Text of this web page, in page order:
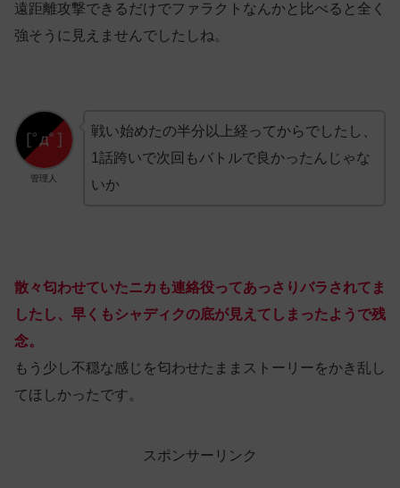
遠距離攻撃できるだけでファラクトなんかと比べると全く
強そうに見えませんでしたしね。
管理人
戦い始めたの半分以上経ってからでしたし、
1話跨いで次回もバトルで良かったんじゃな
いか
散々匂わせていたニカも連絡役ってあっさりバラされてま
したし、早くもシャディクの底が見えてしまったようで残
念。
もう少し不穏な感じを匂わせたままストーリーをかき乱し
てほしかったです。
スポンサーリンク